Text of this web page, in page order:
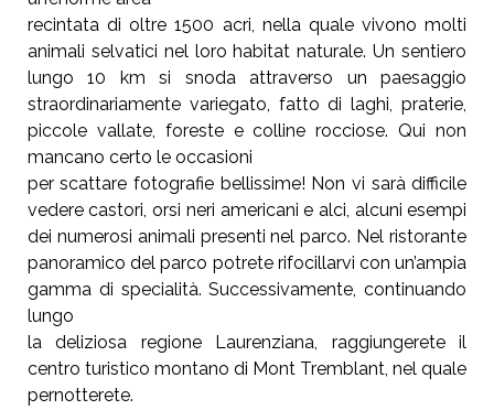
recintata di oltre 1500 acri, nella quale vivono molti
animali selvatici nel loro habitat naturale. Un sentiero
lungo 10 km si snoda attraverso unpaesaggio
straordinariamente variegato, fatto di laghi, praterie,
piccole vallate, foreste e colline rocciose. Qui non
mancano certo le occasioni
per scattare fotografie bellissime! Non vi sarà difficile
vedere castori,orsi neri americani e alci, alcuni esempi
dei numerosi animali presentinel parco. Nel ristorante
panoramico del parco potrete rifocillarvi conun’ampia
gamma di specialità. Successivamente, continuando
lungo
la deliziosa regione Laurenziana, raggiungerete il
centro turistico montano di Mont Tremblant, nel quale
pernotterete.